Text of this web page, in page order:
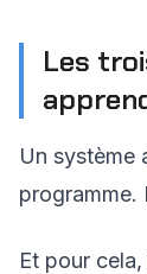
Les
Un système
programme.
Et pour